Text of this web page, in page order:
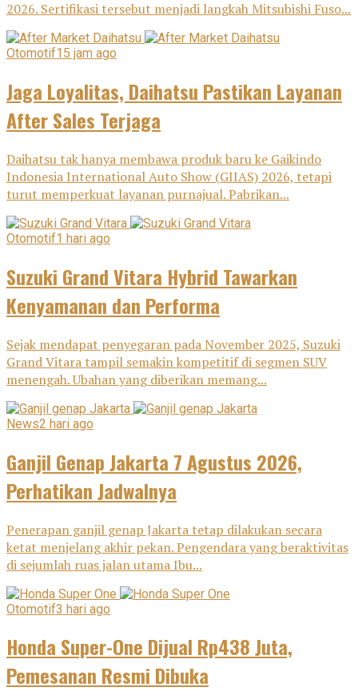
2026. Sertifikasi tersebut menjadi langkah Mitsubishi Fuso...
Otomotif15 jam ago
Jaga Loyalitas, Daihatsu Pastikan Layanan
After Sales Terjaga
Daihatsu tak hanya membawa produk baru ke Gaikindo
Indonesia International Auto Show (GIIAS) 2026, tetapi
turut memperkuat layanan purnajual. Pabrikan...
Otomotif1 hari ago
Suzuki Grand Vitara Hybrid Tawarkan
Kenyamanan dan Performa
Sejak mendapat penyegaran pada November 2025, Suzuki
Grand Vitara tampil semakin kompetitif di segmen SUV
menengah. Ubahan yang diberikan memang...
News2 hari ago
Ganjil Genap Jakarta 7 Agustus 2026,
Perhatikan Jadwalnya
Penerapan ganjil genap Jakarta tetap dilakukan secara
ketat menjelang akhir pekan. Pengendara yang beraktivitas
di sejumlah ruas jalan utama Ibu...
Otomotif3 hari ago
Honda Super-One Dijual Rp438 Juta,
Pemesanan Resmi Dibuka